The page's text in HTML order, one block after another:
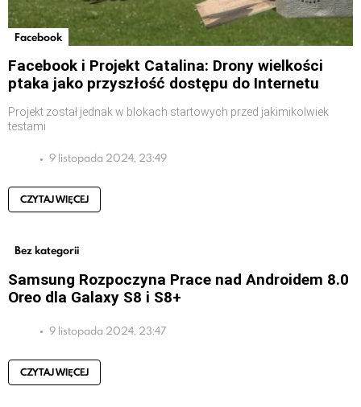
Facebook
Facebook i Projekt Catalina: Drony wielkości
ptaka jako przyszłość dostępu do Internetu
Projekt został jednak w blokach startowych przed jakimikolwiek
testami
9 listopada 2024, 23:49
CZYTAJ WIĘCEJ
Bez kategorii
Samsung Rozpoczyna Prace nad Androidem 8.0
Oreo dla Galaxy S8 i S8+
9 listopada 2024, 23:47
CZYTAJ WIĘCEJ